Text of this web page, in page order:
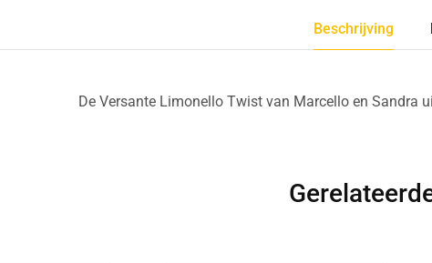
Beschrijving
De Versante Limonello Twist van Marcello en Sandra